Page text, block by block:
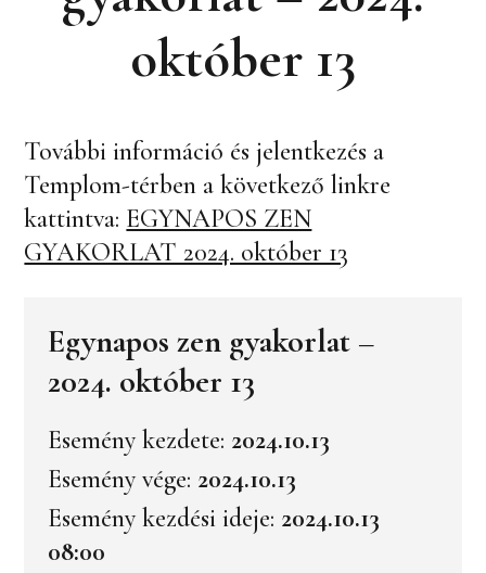
október 13
További információ és jelentkezés a
Templom-térben a következő linkre
kattintva: EGYNAPOS ZEN
GYAKORLAT 2024. október 13
Egynapos zen gyakorlat –
2024. október 13
Esemény kezdete: 2024.10.13
Esemény vége: 2024.10.13
Esemény kezdési ideje: 2024.10.13
08:00